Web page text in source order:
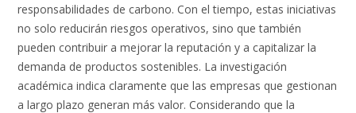
responsabilidades de carbono. Con el tiempo, estas iniciativas
no solo reducirán riesgos operativos, sino que también
pueden contribuir a mejorar la reputación y a capitalizar la
demanda de productos sostenibles. La investigación
académica indica claramente que las empresas que gestionan
a largo plazo generan más valor. Considerando que la